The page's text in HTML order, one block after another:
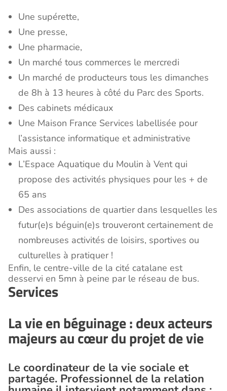
Une supérette,
Une presse,
Une pharmacie,
Un marché tous commerces le mercredi
Un marché de producteurs tous les dimanches
de 8h à 13 heures à côté du Parc des Sports.
Des cabinets médicaux
Une Maison France Services labellisée pour
l’assistance informatique et administrative
Mais aussi :
L’Espace Aquatique du Moulin à Vent qui
propose des activités physiques pour les + de
65 ans
Des associations de quartier dans lesquelles les
futur(e)s béguin(e)s trouveront certainement de
nombreuses activités de loisirs, sportives ou
culturelles à pratiquer !
Enfin, le centre-ville de la cité catalane est
desservi en 5mn à peine par le réseau de bus.
Services
La vie en béguinage : deux acteurs
majeurs au cœur du projet de vie
Le coordinateur de la vie sociale et
partagée. Professionnel de la relation